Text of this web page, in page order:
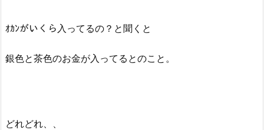
ｵｶﾝがいくら入ってるの？と聞くと
銀色と茶色のお金が入ってるとのこと。
どれどれ、、